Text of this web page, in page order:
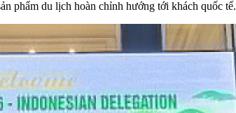
phẩm du lịch hoàn chỉnh hướng tới khách quốc tế.